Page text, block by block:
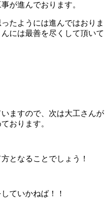
が進んでおります。
たようには進んではおりま
には最善を尽くして頂いて
ますので、次は大工さんが
おります。
となることでしょう！
ていかねば！！